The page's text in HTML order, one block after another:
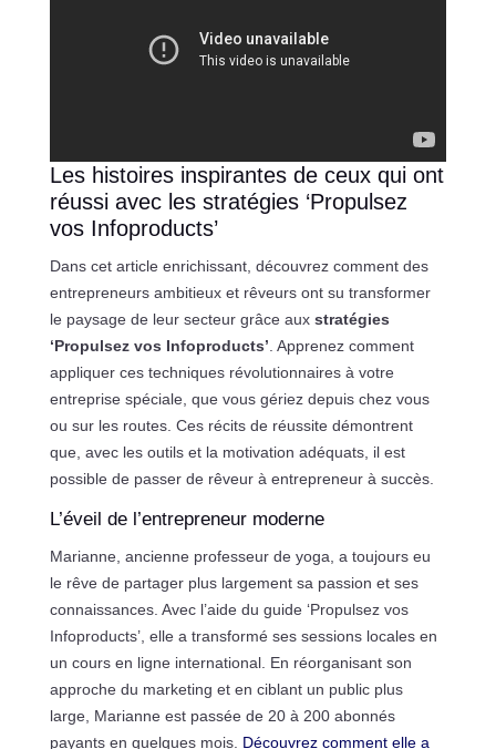
Les histoires inspirantes de ceux qui ont
réussi avec les stratégies ‘Propulsez
vos Infoproducts’
Dans cet article enrichissant, découvrez comment des
entrepreneurs ambitieux et rêveurs ont su transformer
le paysage de leur secteur grâce aux stratégies
‘Propulsez vos Infoproducts’ . Apprenez comment
appliquer ces techniques révolutionnaires à votre
entreprise spéciale, que vous gériez depuis chez vous
ou sur les routes. Ces récits de réussite démontrent
que, avec les outils et la motivation adéquats, il est
possible de passer de rêveur à entrepreneur à succès.
L’éveil de l’entrepreneur moderne
Marianne, ancienne professeur de yoga, a toujours eu
le rêve de partager plus largement sa passion et ses
connaissances. Avec l’aide du guide ‘Propulsez vos
Infoproducts’, elle a transformé ses sessions locales en
un cours en ligne international. En réorganisant son
approche du marketing et en ciblant un public plus
large, Marianne est passée de 20 à 200 abonnés
payants en quelques mois. Découvrez comment elle a